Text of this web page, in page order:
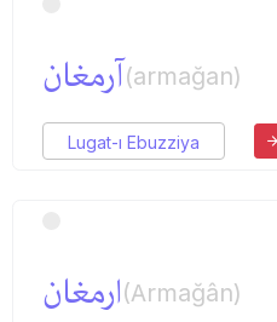
آرمغان(armağan)
Lugat-ı Ebuzziya
ارمغان(Armağân)